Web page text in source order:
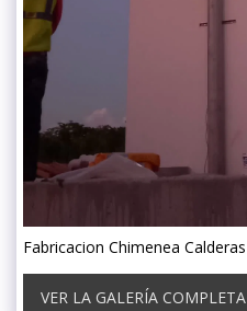
Fabricacion Chimenea Calderas
VER LA GALERÍA COMPLETA